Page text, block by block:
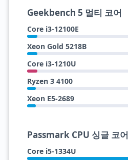
Geekbench 5 멀티 코어
Core i3-12100E
Xeon Gold 5218B
Core i3-1210U
Ryzen 3 4100
Xeon E5-2689
Passmark CPU 싱글 코어
Core i5-1334U